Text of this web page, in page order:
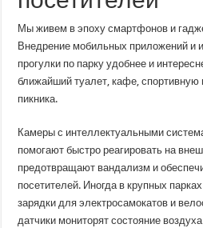
Мы живем в эпоху смартфонов и
Внедрение мобильных приложений и
прогулки по парку удобнее и
ближайший туалет, кафе,
пикника.
Камеры с интеллектуальными
помогают быстро реагировать на
предотвращают вандализм и
посетителей. Иногда в крупных
зарядки для электросамокатов и
датчики мониторят состояние